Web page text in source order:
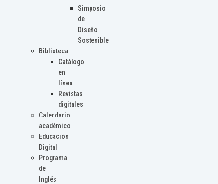
Simposio
de
Diseño
Sostenible
Biblioteca
Catálogo
en
línea
Revistas
digitales
Calendario
académico
Educación
Digital
Programa
de
Inglés